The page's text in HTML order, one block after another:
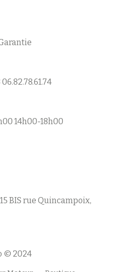
14h00-18h00
BIS rue Quincampoix,
© 2024